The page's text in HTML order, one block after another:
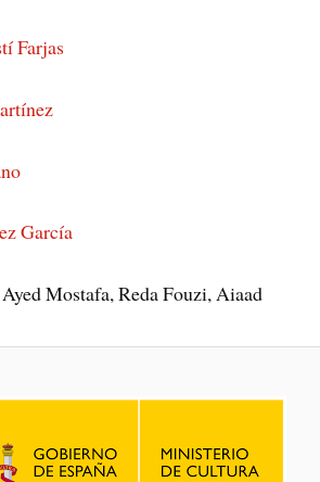
Farjas
García
Mostafa, Reda Fouzi, Aiaad